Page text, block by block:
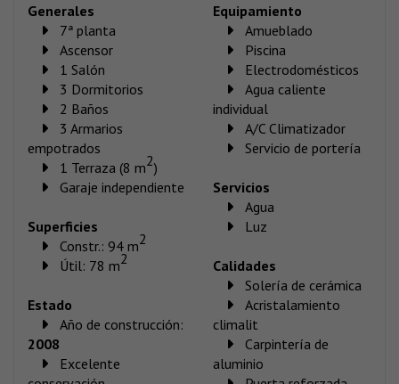
Generales
7ª planta
Ascensor
1 Salón
3 Dormitorios
2 Baños
3 Armarios
empotrados
1 Terraza (8 m2)
Garaje independiente
Superficies
Constr.: 94 m2
Útil: 78 m2
Estado
Año de construcción:
2008
Excelente
Equipamiento
Amueblado
Piscina
Electrodomésticos
Agua caliente
individual
A/C Climatizador
Servicio de portería
Servicios
Agua
Luz
Calidades
Solería de cerámica
Acristalamiento
climalit
Carpintería de
aluminio